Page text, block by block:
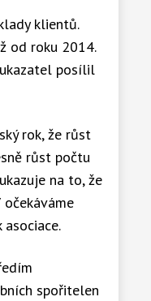
klientů.
od roku 2014.
posílil
rok, že růst
růst počtu
na to, že
spořitelen